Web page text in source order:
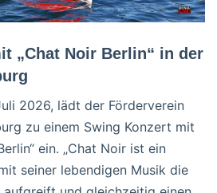
„Chat Noir Berlin“ in der
2026, lädt der Förderverein
zu einem Swing Konzert mit
ein. „Chat Noir ist ein
seiner lebendigen Musik die